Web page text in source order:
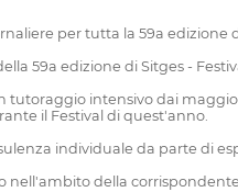
per tutta la 59a
59a edizione di Sitges -
tutoraggio intensivo dai
il Festival di quest'anno.
individuale da parte di
nell'ambito della